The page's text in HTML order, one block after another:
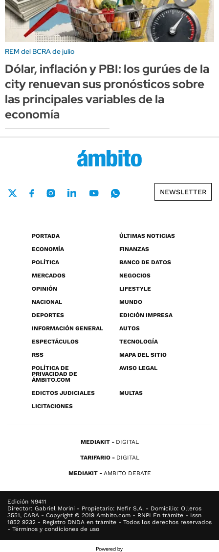
REM del BCRA de julio
Dólar, inflación y PBI: los gurúes de la
city renuevan sus pronósticos sobre
las principales variables de la
economía
NEWSLETTER
PORTADA
ÚLTIMAS NOTICIAS
ECONOMÍA
FINANZAS
POLÍTICA
BANCO DE DATOS
MERCADOS
NEGOCIOS
OPINIÓN
LIFESTYLE
NACIONAL
MUNDO
DEPORTES
EDICIÓN IMPRESA
INFORMACIÓN GENERAL
AUTOS
ESPECTÁCULOS
TECNOLOGÍA
RSS
MAPA DEL SITIO
POLÍTICA DE
PRIVACIDAD DE
ÁMBITO.COM
AVISO LEGAL
EDICTOS JUDICIALES
MULTAS
LICITACIONES
MEDIAKIT DIGITAL
TARIFARIO DIGITAL
MEDIAKIT AMBITO DEBATE
Edición N9411
Director: Gabriel Morini - Propietario: Nefir S.A. - Domicilio: Olleros
3551, CABA - Copyright © 2019 Ambito.com - RNPI En trámite - Issn
1852 9232 - Registro DNDA en trámite - Todos los derechos reservados
- Términos y condiciones de uso